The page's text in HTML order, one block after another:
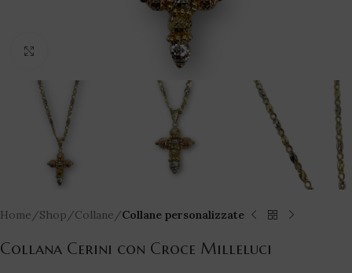
Home Shop Collane Collane personalizzate
Collana Cerini con Croce Milleluci